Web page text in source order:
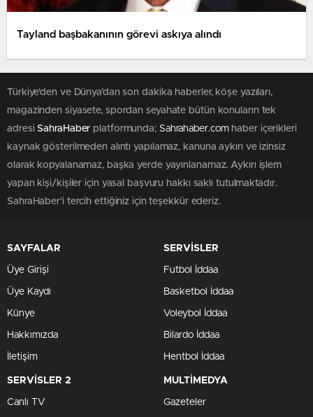
Tayland başbakanının görevi askıya alındı
Türkiye'den ve Dünya’dan son dakika haberler, köşe yazıları,
magazinden siyasete, spordan seyahate bütün konuların tek
adresiSahraHaber platformunda;Sahrahaber.comhaber içerikleri
kaynak gösterilmeden alıntı yapılamaz, kanuna aykırı ve izinsiz
olarak kopyalanamaz, başka yerde yayınlanamaz. Aykırı işlem
yapan kişi/kişiler için yasal başvuru hakkı saklı tutulmaktadır.
SahraHaber'i tercih ettiğiniz için teşekkür ederiz.
SAYFALAR
Üye Girişi
Üye Kaydı
Künye
Hakkımızda
İletişim
SERVİSLER
Futbol İddaa
Basketbol İddaa
Voleybol İddaa
Bilardo İddaa
Hentbol İddaa
SERVİSLER 2
Canlı TV
MULTİMEDYA
Gazeteler